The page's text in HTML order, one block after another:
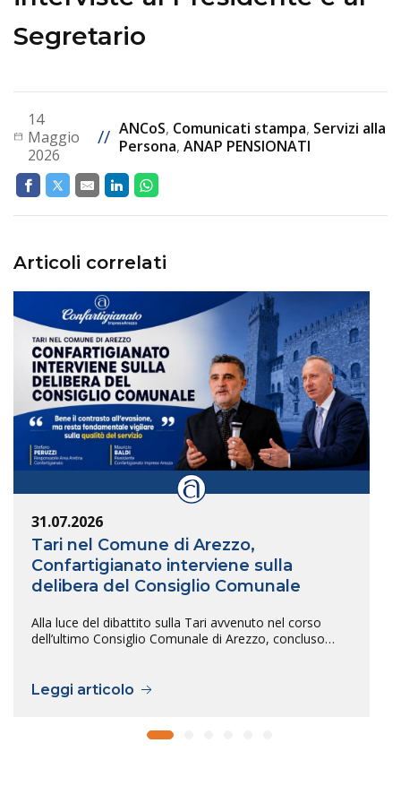
Segretario
14
Maggio
2026
// ANCoS, Comunicati stampa, Servizi alla
Persona,ANAP PENSIONATI
Articoli correlati
31.07.2026
Tari nel Comune di Arezzo,
Confartigianato interviene sulla
delibera del Consiglio Comunale
Alla luce del dibattito sulla Tari avvenuto nel corso
dell’ultimo Consiglio Comunale di Arezzo, concluso…
Leggi articolo